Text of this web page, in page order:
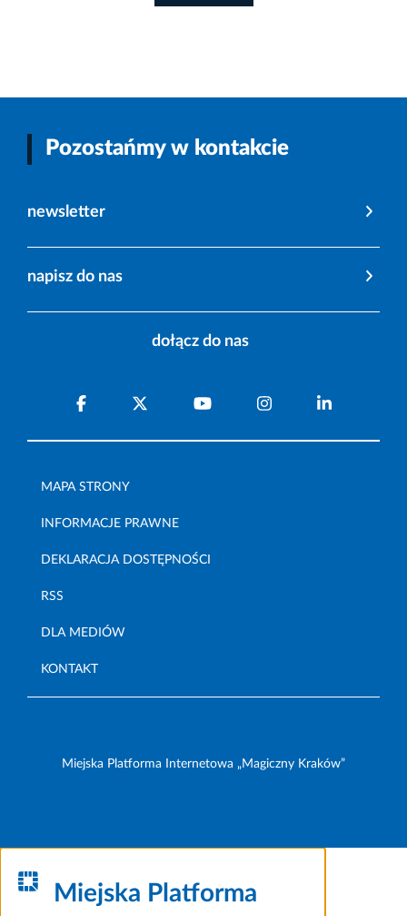
Pozostańmy w kontakcie
newsletter
napisz do nas
dołącz do nas
MAPA STRONY
INFORMACJE PRAWNE
DEKLARACJA DOSTĘPNOŚCI
RSS
DLA MEDIÓW
KONTAKT
Miejska Platforma Internetowa „Magiczny Kraków”
Miejska Platforma